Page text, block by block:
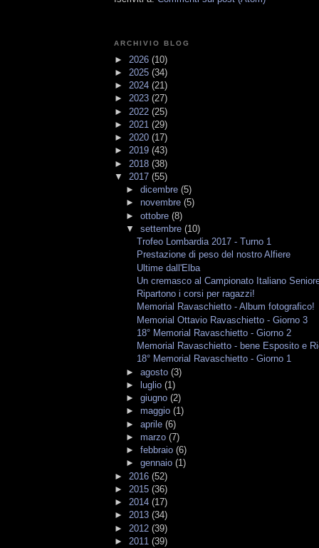
ARCHIVIO BLOG
► 2026 (10)
► 2025 (34)
► 2024 (21)
► 2023 (27)
► 2022 (25)
► 2021 (29)
► 2020 (17)
► 2019 (43)
► 2018 (38)
▼ 2017 (55)
► dicembre (5)
► novembre (5)
► ottobre (8)
▼ settembre (10)
Trofeo Lombardia 2017 - Turno 1
Prestazione di peso del nostro Alfiere
Ultime dall'Elba
Un cremasco al Campionato Italiano
Ripartono i corsi per ragazzi!
Memorial Ravaschietto - Album fotografico!
Memorial Ottavio Ravaschietto - Giorno 3
18° Memorial Ravaschietto - Giorno 2
Memorial Ravaschietto - bene Esposito e
18° Memorial Ravaschietto - Giorno 1
► agosto (3)
►
luglio (1)
► giugno (2)
► maggio (1)
► aprile (6)
► marzo (7)
► febbraio (6)
► gennaio (1)
► 2016 (52)
► 2015 (36)
► 2014 (17)
► 2013 (34)
► 2012 (39)
► 2011 (39)